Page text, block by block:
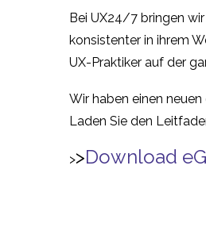
Bei UX24/7 bringen
konsistenter in ihrem
UX-Praktiker auf der
Wir haben einen
Laden Sie den
>>Download